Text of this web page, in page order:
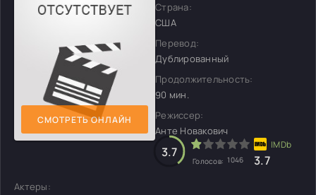
СМОТРЕТЬ ОНЛАЙН
Страна:
США
Перевод:
Дублированный
Продолжительность:
90 мин.
Режиссер:
Анте Новакович
3.7
Голосов: 1046 3.7
Актеры: